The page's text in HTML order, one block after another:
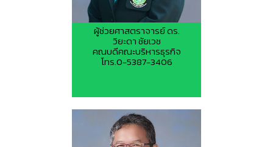
ผู้ช่วยศาสตราจารย์ ดร.
วิยะดา ชัยเวช
คณบดีคณะบริหารธุรกิจ
โทร.0-5387-3406